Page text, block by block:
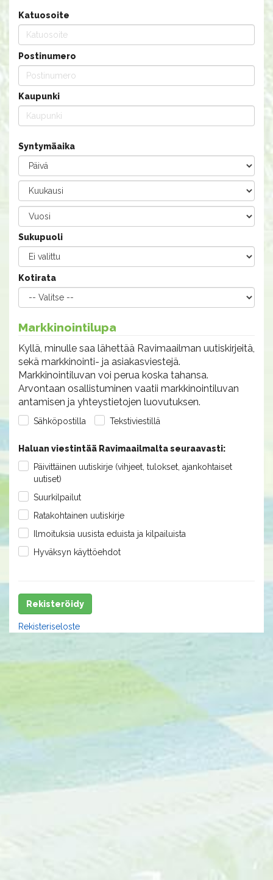
Katuosoite
Postinumero
Kaupunki
Syntymäaika
Sukupuoli
Kotirata
Markkinointilupa
Kyllä, minulle saa lähettää Ravimaailman uutiskirjeitä,
sekä markkinointi- ja asiakasviestejä.
Markkinointiluvan voi perua koska tahansa.
Arvontaan osallistuminen vaatii markkinointiluvan
antamisen ja yhteystietojen luovutuksen.
Sähköpostilla Tekstiviestillä
Haluan viestintää Ravimaailmalta seuraavasti:
Päivittäinen uutiskirje (vihjeet, tulokset, ajankohtaiset
uutiset)
Suurkilpailut
Ratakohtainen uutiskirje
Ilmoituksia uusista eduista ja kilpailuista
Hyväksyn käyttöehdot
Rekisteröidy
Rekisteriseloste